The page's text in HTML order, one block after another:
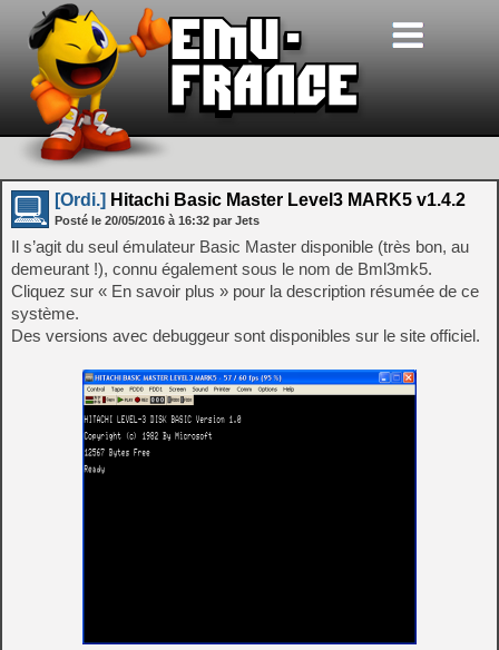
[Ordi.] Hitachi Basic Master Level3 MARK5 v1.4.2
Posté le 20/05/2016 à 16:32 par Jets
Il s’agit du seul émulateur Basic Master disponible (très bon, au
demeurant !), connu également sous le nom de Bml3mk5.
Cliquez sur « En savoir plus » pour la description résumée de ce
système.
Des versions avec debuggeur sont disponibles sur le site officiel.